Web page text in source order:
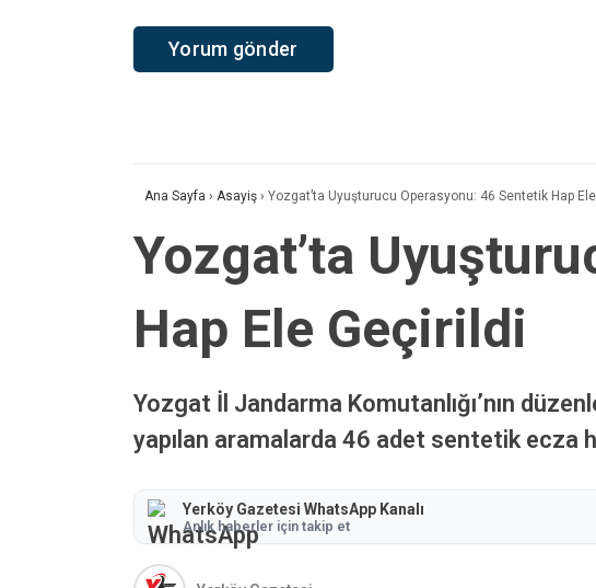
Ana Sayfa › Asayiş › Yozgat’ta Uyuşturucu Operasyonu: 46 Sentetik Hap
Yozgat’ta
Hap Ele Geçirildi
Yozgat İl Jandarma Komutanlığı’nın
yapılan aramalarda 46 adet sentetik ecza
Yerköy Gazetesi WhatsApp Kanalı
Anlık haberler için takip et